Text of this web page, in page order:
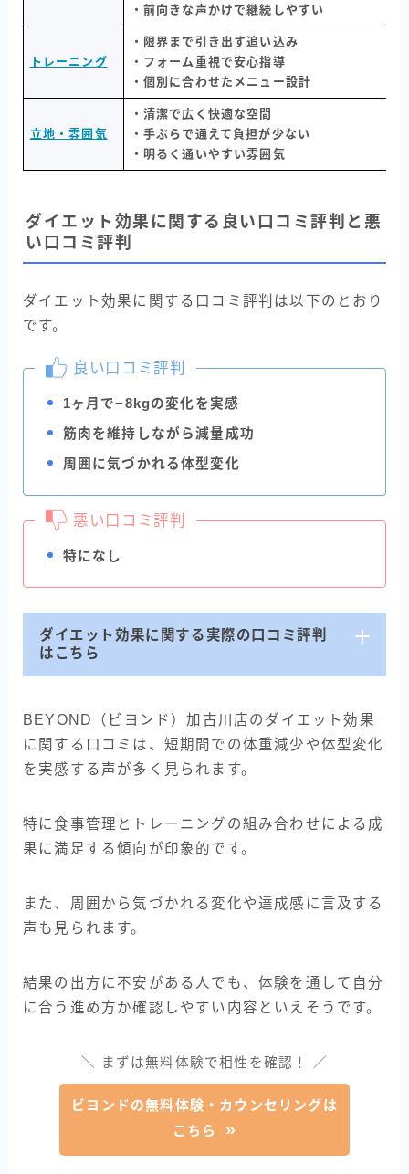
・前向きな声かけで継続しやすい
トレーニング
・限界まで引き出す追い込み
・フォーム重視で安心指導
・個別に合わせたメニュー設計
立地・雰囲気
・清潔で広く快適な空間
・手ぶらで通えて負担が少ない
・明るく通いやすい雰囲気
ダイエット効果に関する良い口コミ評判と悪
い口コミ評判
ダイエット効果に関する口コミ評判は以下のとおり
です。
良い口コミ評判
1ヶ月で−8kgの変化を実感
筋肉を維持しながら減量成功
周囲に気づかれる体型変化
悪い口コミ評判
特になし
ダイエット効果に関する実際の口コミ評判
はこちら
BEYOND（ビヨンド）加古川店のダイエット効果
に関する口コミは、短期間での体重減少や体型変化
を実感する声が多く見られます。
特に食事管理とトレーニングの組み合わせによる成
果に満足する傾向が印象的です。
また、周囲から気づかれる変化や達成感に言及する
声も見られます。
結果の出方に不安がある人でも、体験を通して自分
に合う進め方か確認しやすい内容といえそうです。
＼ まずは無料体験で相性を確認！ ／
ビヨンドの無料体験・カウンセリングは
こちら